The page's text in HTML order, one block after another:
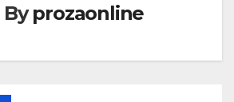
Byprozaonline